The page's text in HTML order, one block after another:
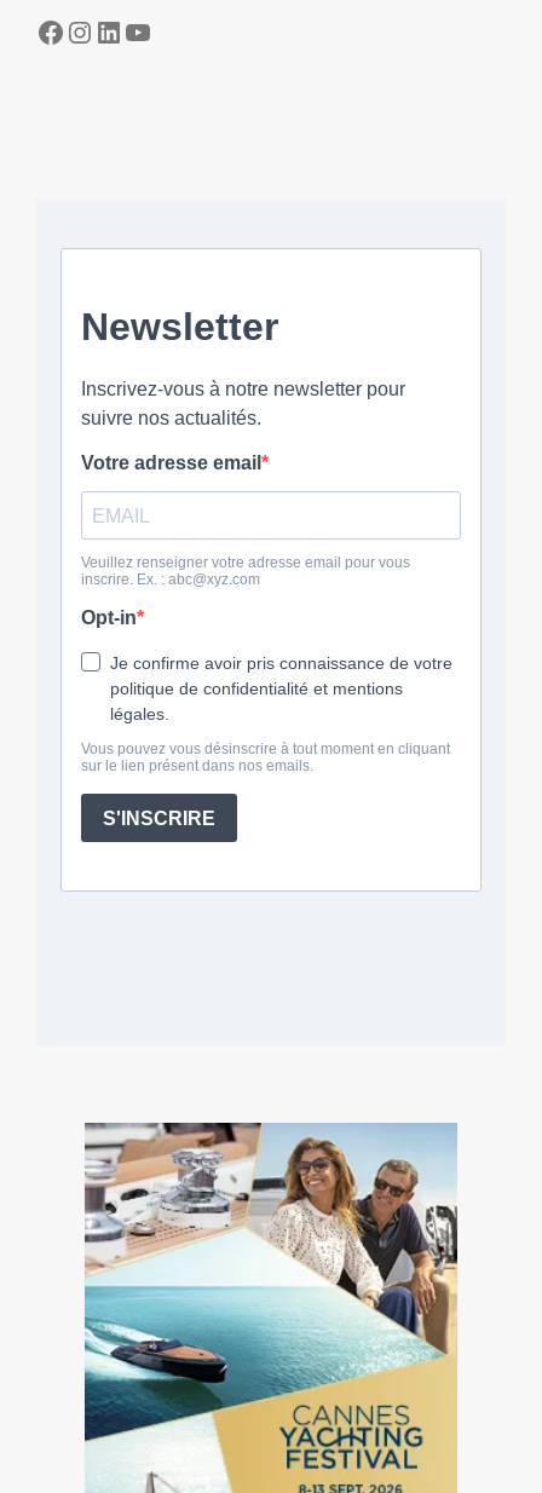
Facebook
Instagram
LinkedIn
YouTube